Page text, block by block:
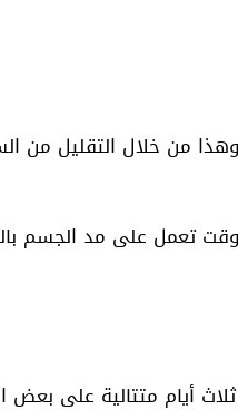
من خلال التقليل من
تعمل على مد الجسم
أيام متتالية على بعض